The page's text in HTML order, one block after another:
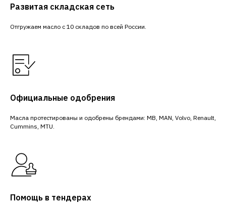
Развитая складская сеть
Отгружаем масло с 10 складов по всей России.
Официальные одобрения
Масла протестированы и одобрены брендами: MB, MAN, Volvo, Renault,
Cummins, MTU.
Помощь в тендерах